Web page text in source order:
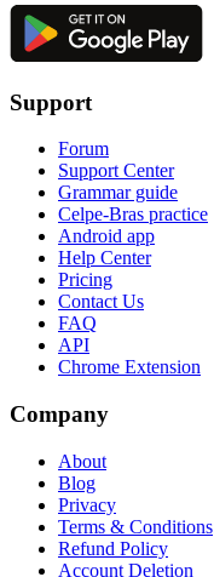
Support
Forum
Support Center
Grammar guide
Celpe-Bras practice
Android app
Help Center
Pricing
Contact Us
FAQ
API
Chrome Extension
Company
About
Blog
Privacy
Terms & Conditions
Refund Policy
Account Deletion